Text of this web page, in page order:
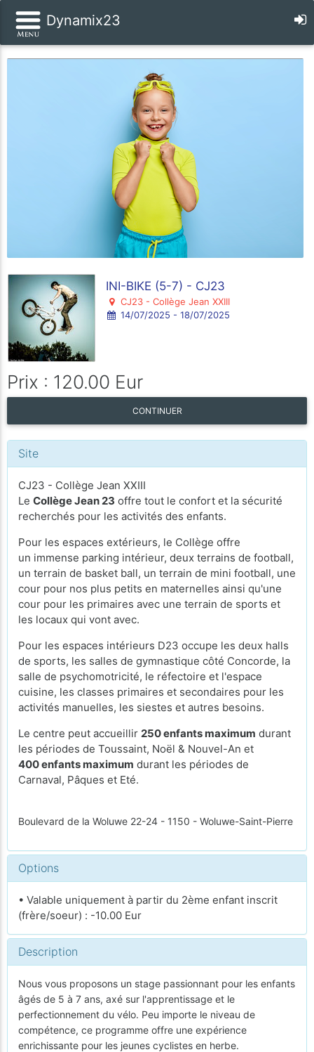
Dynamix23
INI-BIKE (5-7) - CJ23
CJ23 - Collège Jean XXIII
14/07/2025 - 18/07/2025
Prix : 120.00 Eur
CONTINUER
Site
CJ23 - Collège Jean XXIII
Le Collège Jean 23 offre tout le confort et la sécurité
recherchés pour les activités des enfants.
Pour les espaces extérieurs, le Collège offre
un immense parking intérieur, deux terrains de football,
un terrain de basket ball, un terrain de mini football, une
cour pour nos plus petits en maternelles ainsi qu'une
cour pour les primaires avec une terrain de sports et
les locaux qui vont avec.
Pour les espaces intérieurs D23 occupe les deux halls
de sports, les salles de gymnastique côté Concorde, la
salle de psychomotricité, le réfectoire et l'espace
cuisine, les classes primaires et secondaires pour les
activités manuelles, les siestes et autres besoins.
Le centre peut accueillir 250 enfants maximum durant
les périodes de Toussaint, Noël & Nouvel-An et
400 enfants maximum durant les périodes de
Carnaval, Pâques et Eté.
Boulevard de la Woluwe 22-24 - 1150 - Woluwe-Saint-Pierre
Options
• Valable uniquement à partir du 2ème enfant inscrit
(frère/soeur) : -10.00 Eur
Description
Nous vous proposons un stage passionnant pour les enfants
âgés de 5 à 7 ans, axé sur l'apprentissage et le
perfectionnement du vélo. Peu importe le niveau de
compétence, ce programme offre une expérience
enrichissante pour les jeunes cyclistes en herbe.